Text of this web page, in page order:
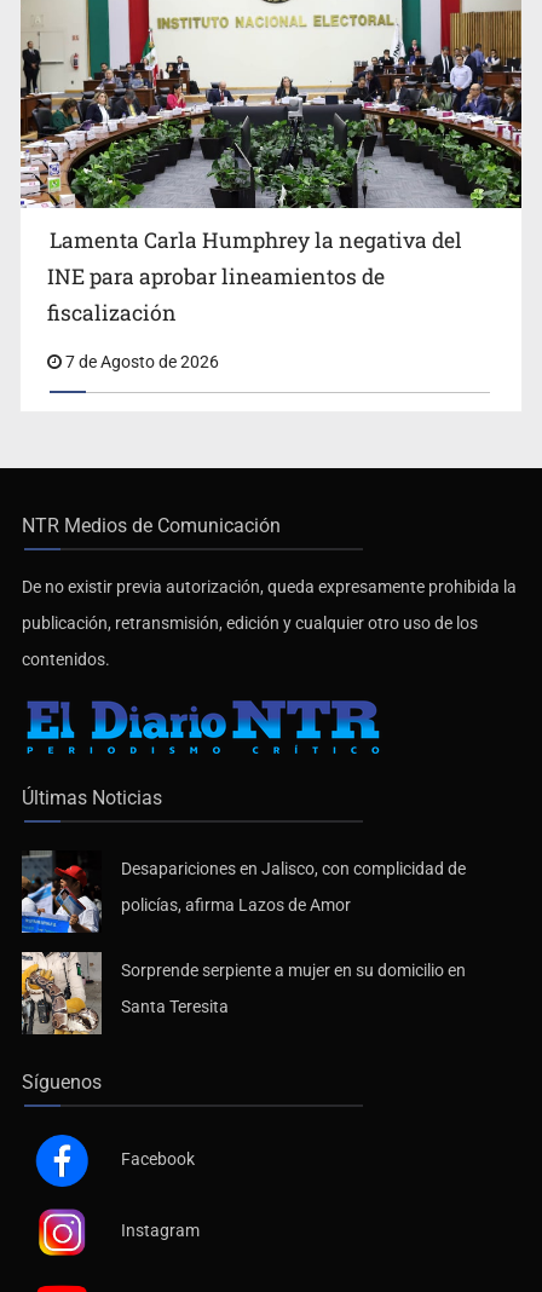
Lamenta Carla Humphrey la negativa del
INE para aprobar lineamientos de
fiscalización
7 de Agosto de 2026
NTR Medios de Comunicación
De no existir previa autorización, queda expresamente prohibida la
publicación, retransmisión, edición y cualquier otro uso de los
contenidos.
Últimas Noticias
Desapariciones en Jalisco, con complicidad de
policías, afirma Lazos de Amor
Sorprende serpiente a mujer en su domicilio en
Santa Teresita
Síguenos
Facebook
Instagram